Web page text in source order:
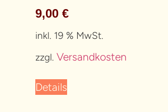
9,00 €
inkl. 19 % MwSt.
zzgl. Versandkosten
Details